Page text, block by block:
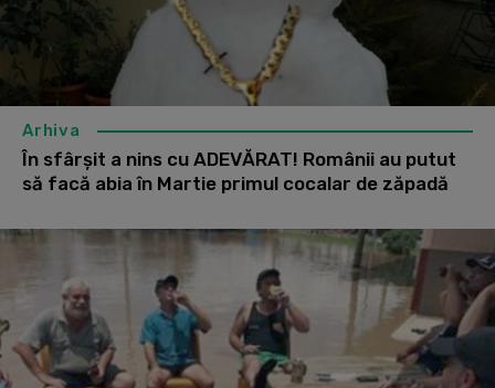
Arhiva
În sfârșit a nins cu ADEVĂRAT! Românii au putut
să facă abia în Martie primul cocalar de zăpadă